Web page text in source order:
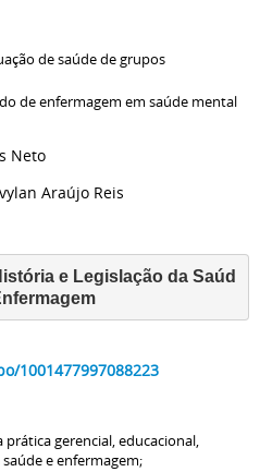
de saúde de grupos
de enfermagem em saúde mental
Neto
Araújo Reis
e Legislação da Saúd
1001477997088223
gerencial, educacional,
e enfermagem;